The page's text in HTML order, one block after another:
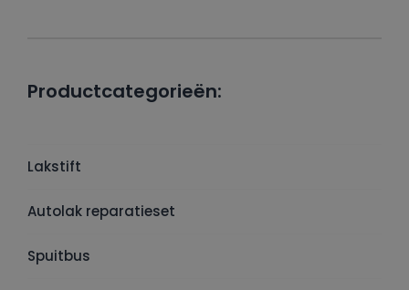
Productcategorieën:
Lakstift
Autolak reparatieset
Spuitbus